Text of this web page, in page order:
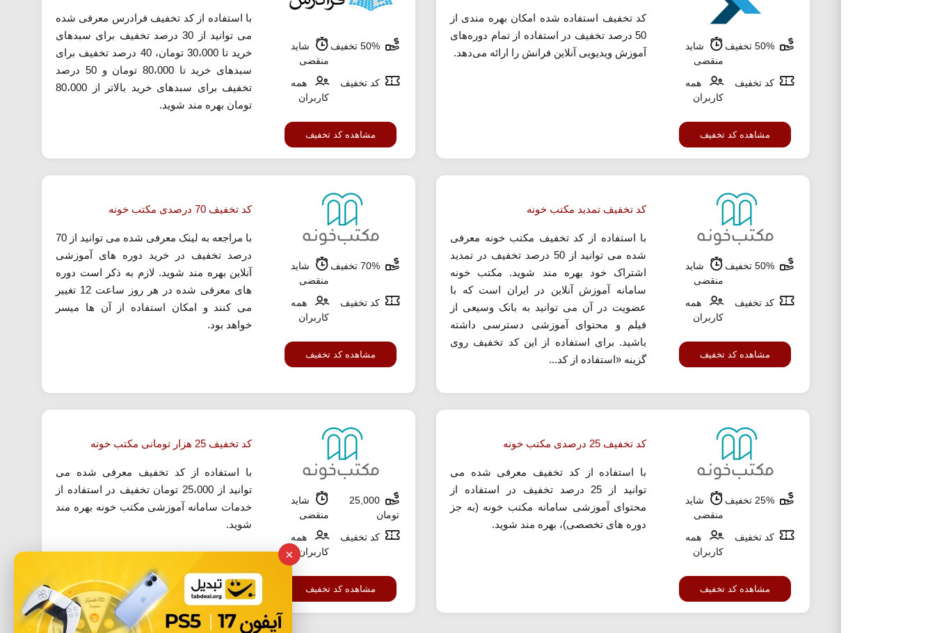
شاید
منقضی
کد تخفیف
همه
کاربران
مشاهده کد تخفیف
کد تخفیف استفاده شده امکان بهره مندی از
50 درصد تخفیف در استفاده از تمام دوره‌های
آموزش ویدیویی آنلاین فرانش را ارائه می‌دهد.
شاید
منقضی
کد تخفیف
همه
کاربران
مشاهده کد تخفیف
با استفاده از کد تخفیف فرادرس معرفی شده
می توانید از 30 درصد تخفیف برای سبدهای
خرید تا 30،000 تومان، 40 درصد تخفیف برای
سبدهای خرید تا 80،000 تومان و 50 درصد
تخفیف برای سبدهای خرید بالاتر از 80،000
تومان بهره مند شوید.
شاید
منقضی
کد تخفیف
همه
کاربران
مشاهده کد تخفیف
کد تخفیف تمدید مکتب خونه
با استفاده از کد تخفیف مکتب خونه معرفی
شده می توانید از 50 درصد تخفیف در تمدید
اشتراک خود بهره مند شوید. مکتب خونه
سامانه آموزش آنلاین در ایران است که با
عضویت در آن می توانید به بانک وسیعی از
فیلم و محتوای آموزشی دسترسی داشته
باشید. برای استفاده از این کد تخفیف روی
گزینه «استفاده از کد...
شاید
منقضی
کد تخفیف
همه
کاربران
مشاهده کد تخفیف
کد تخفیف 70 درصدی مکتب خونه
با مراجعه به لینک معرفی شده می توانید از 70
درصد تخفیف در خرید دوره های آموزشی
آنلاین بهره مند شوید. لازم به ذکر است دوره
های معرفی شده در هر روز ساعت 12 تغییر
می کنند و امکان استفاده از آن ها میسر
خواهد بود.
شاید
منقضی
کد تخفیف
همه
کاربران
مشاهده کد تخفیف
کد تخفیف 25 درصدی مکتب خونه
با استفاده از کد تخفیف معرفی شده می
توانید از 25 درصد تخفیف در استفاده از
محتوای آموزشی سامانه مکتب خونه (به جز
دوره های تخصصی)، بهره مند شوید.
25,000
تومان
شاید
منقضی
کد تخفیف
همه
کاربران
مشاهده کد تخفیف
کد تخفیف 25 هزار تومانی مکتب خونه
با استفاده از کد تخفیف معرفی شده می
توانید از 25،000 تومان تخفیف در استفاده از
خدمات سامانه آموزشی مکتب خونه بهره مند
شوید.
×